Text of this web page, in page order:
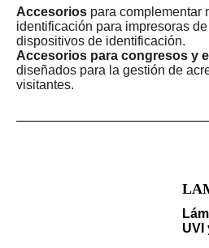
Accesorios para complementar
identificación para impresoras
dispositivos de identificación.
Accesorios para congresos y
diseñados para la gestión de
visitantes.
UVI